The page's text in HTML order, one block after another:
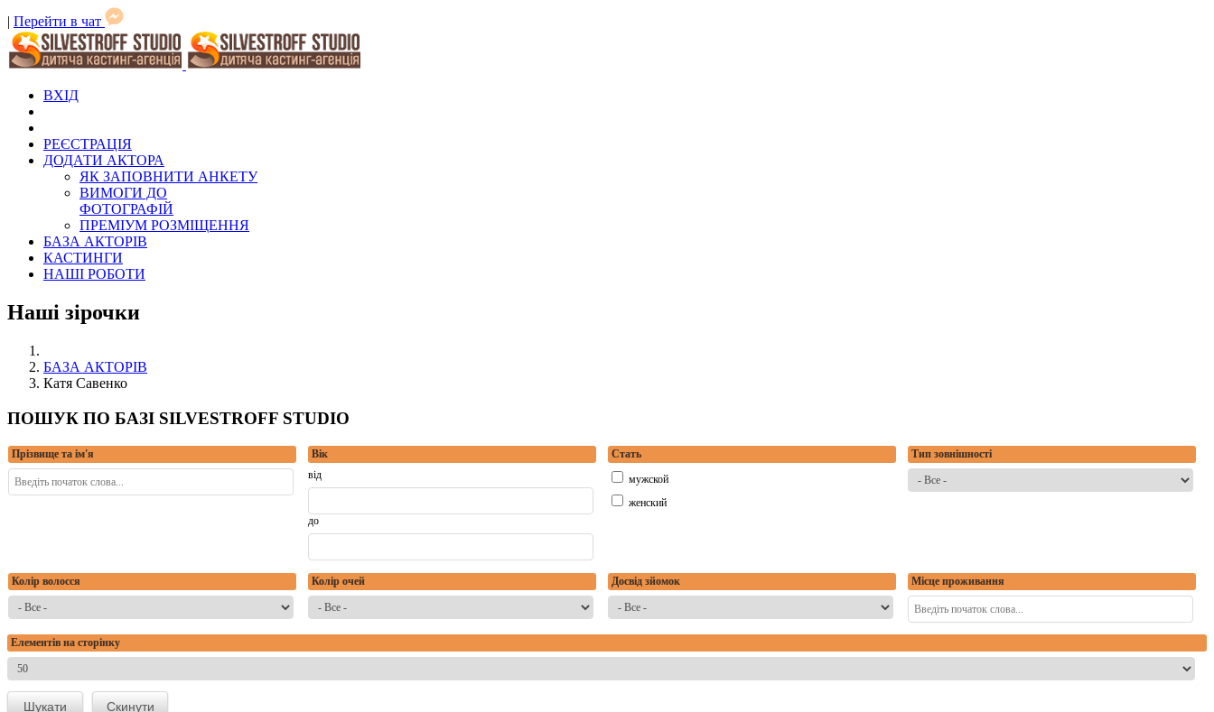
| Перейти в чат
ВХІД
РЕЄСТРАЦІЯ
ДОДАТИ АКТОРА
ЯК ЗАПОВНИТИ АНКЕТУ
ВИМОГИ ДО
ФОТОГРАФІЙ
ПРЕМІУМ РОЗМІЩЕННЯ
БАЗА АКТОРІВ
КАСТИНГИ
НАШІ РОБОТИ
Наші зірочки
БАЗА АКТОРІВ
Катя Савенко
ПОШУК ПО БАЗІ SILVESTROFF STUDIO
Прізвище та ім'я
Вік
від
до
Стать
мужской
женский
Тип зовнішності
Колір волосся Колір очей Досвід зйомок Місце проживання
Елементів на сторінку